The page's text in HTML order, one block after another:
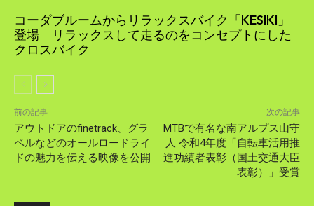
コーダブルームからリラックスバイク「KESIKI」
登場 リラックスして走るのをコンセプトにした
クロスバイク
前の記事
アウトドアのfinetrack、グラ
ベルなどのオールロードライ
ドの魅力を伝える映像を公開
次の記事
MTBで有名な南アルプス⼭守
⼈ 令和4年度「自転車活用推
進功績者表彰（国土交通大臣
表彰）」受賞